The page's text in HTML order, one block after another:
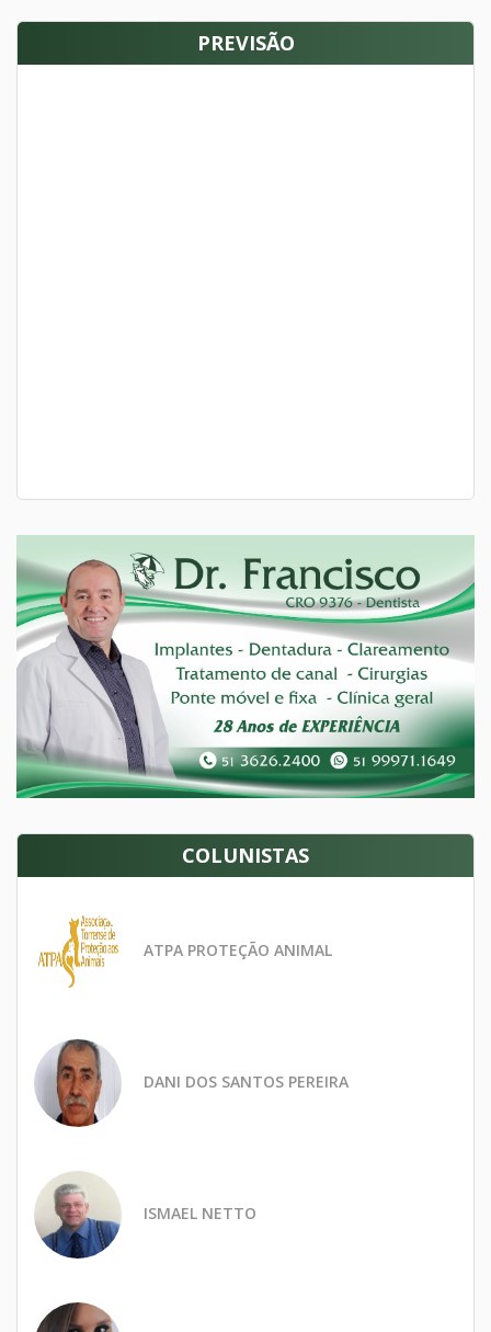
PREVISÃO
COLUNISTAS
ATPA PROTEÇÃO ANIMAL
DANI DOS SANTOS PEREIRA
ISMAEL NETTO